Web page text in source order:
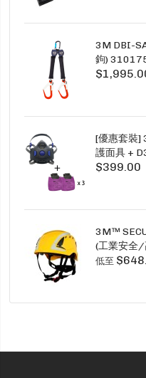
3M DBI-
鉤)
1.5M
[優惠套裝]
護面具 +
SECURE
$399.00
3M™
(工業安全
低至